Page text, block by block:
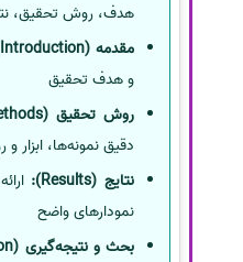
هدف، روش تحقیق،
مقدمه (Introduction):
و هدف تحقیق
روش تحقیق (Materials & Methods):
دقیق نمونه‌ها،
نتایج (Results):
نمودارهای واضح
بحث و نتیجه‌گیری (Discussion & Conclusion):